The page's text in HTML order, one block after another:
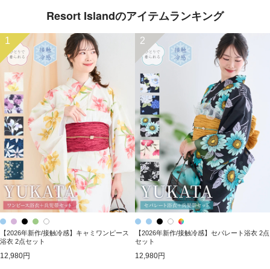
Resort Islandのアイテムランキング
1
【2026年新作/接触冷感】キャミワンピース
浴衣 2点セット
12,980円
2
【2026年新作/接触冷感】セパレート浴衣 2点
セット
12,980円